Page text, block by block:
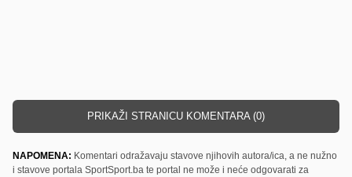
PRIKAŽI STRANICU KOMENTARA (0)
NAPOMENA: Komentari odražavaju stavove njihovih autora/ica, a ne nužno
i stavove portala SportSport.ba te portal ne može i neće odgovarati za